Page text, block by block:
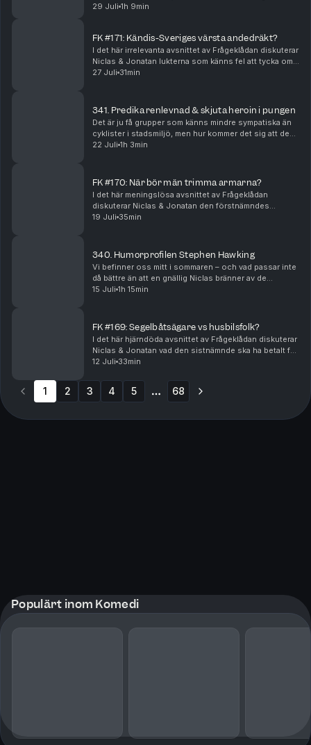
lyxig fläd till motsatsen. Vi plockar ut ett härligt gäng
29 Juli 1h 9min
FK #171: Kändis-Sveriges värsta andedräkt?
I det här irrelevanta avsnittet av Frågeklådan diskuterar
Niclas & Jonatan lukterna som känns fel att tycka om,
oenighet gällande skivat bröd, diskmaskiners uselhet,
27 Juli 31min
341. Predika renlevnad & skjuta heroin i pungen
Det är ju få grupper som känns mindre sympatiska än
cyklister i stadsmiljö, men hur kommer det sig att de
ofta är så lynniga och mästrande? Jonatan har trillat
22 Juli 1h 3min
FK #170: När bör män trimma armarna?
I det här meningslösa avsnittet av Frågeklådan
diskuterar Niclas & Jonatan den förstnämndes
enorma vändning gällande hur man bör säga ett barns
19 Juli 35min
340. Humorprofilen Stephen Hawking
Vi befinner oss mitt i sommaren – och vad passar inte
då bättre än att en gnällig Niclas bränner av de
fenomen som han stör sig allra mest på under den här
15 Juli 1h 15min
FK #169: Segelbåtsägare vs husbilsfolk?
I det här hjärndöda avsnittet av Frågeklådan diskuterar
Niclas & Jonatan vad den sistnämnde ska ha betalt för
att se lika uselt som sin poddkumpan livet ut, ett nytt
12 Juli 33min
1 2 3 4 5 68
Populärt inom Komedi